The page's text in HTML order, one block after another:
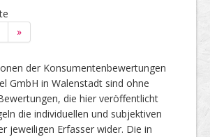
»
der Konsumentenbewertungen
GmbH in Walenstadt sind ohne
die hier veröffentlicht
die individuellen und subjektiven
jeweiligen Erfasser wider. Die in